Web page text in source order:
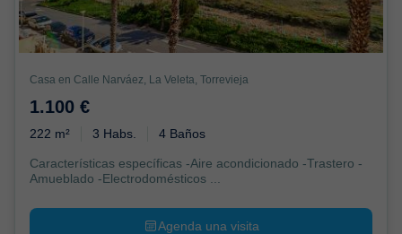
Casa en Calle Narváez, La Veleta, Torrevieja
1.100 €
222 m² 3 Habs. 4 Baños
Características específicas -Aire acondicionado -Trastero -
Amueblado -Electrodomésticos ...
Agenda una visita